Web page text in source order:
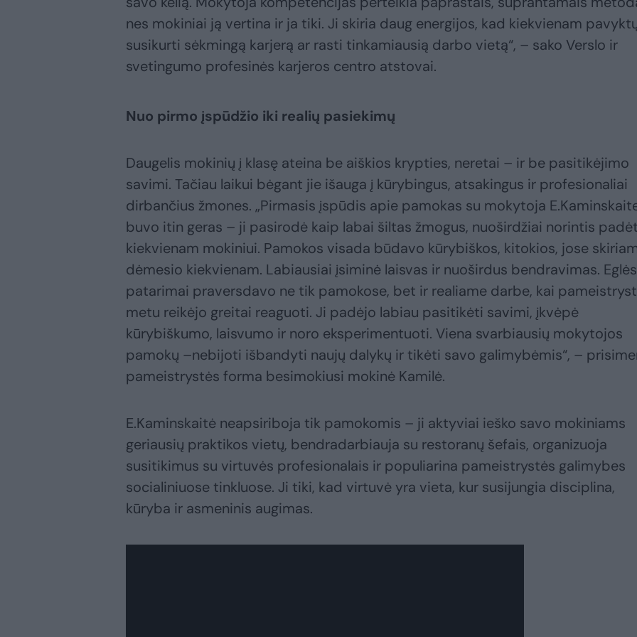
nes mokiniai ją vertina ir ja tiki. Ji skiria daug energijos, kad kiekvienam
susikurti sėkmingą karjerą ar rasti tinkamiausią darbo vietą“, – sako Verslo ir
svetingumo profesinės karjeros centro atstovai.
Nuo pirmo įspūdžio iki realių pasiekimų
Daugelis mokinių į klasę ateina be aiškios krypties, neretai – ir be pasitikėjimo
savimi. Tačiau laikui bėgant jie išauga į kūrybingus, atsakingus ir profesionaliai
dirbančius žmones. „Pirmasis įspūdis apie pamokas su mokytoja
buvo itin geras – ji pasirodė kaip labai šiltas žmogus, nuoširdžiai norintis
kiekvienam mokiniui. Pamokos visada būdavo kūrybiškos, kitokios, jose
dėmesio kiekvienam. Labiausiai įsiminė laisvas ir nuoširdus bendravimas. Eglės
patarimai praversdavo ne tik pamokose, bet ir realiame darbe, kai
metu reikėjo greitai reaguoti. Ji padėjo labiau pasitikėti savimi, įkvėpė
kūrybiškumo, laisvumo ir noro eksperimentuoti. Viena svarbiausių mokytojos
pamokų –nebijoti išbandyti naujų dalykų ir tikėti savo galimybėmis“, –
pameistrystės forma besimokiusi mokinė Kamilė.
E.Kaminskaitė neapsiriboja tik pamokomis – ji aktyviai ieško savo mokiniams
geriausių praktikos vietų, bendradarbiauja su restoranų šefais, organizuoja
susitikimus su virtuvės profesionalais ir populiarina pameistrystės galimybes
socialiniuose tinkluose. Ji tiki, kad virtuvė yra vieta, kur susijungia disciplina,
kūryba ir asmeninis augimas.